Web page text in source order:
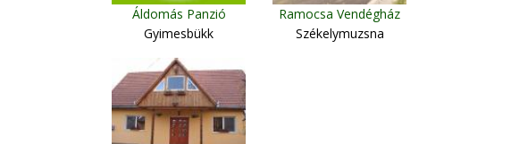
Áldomás Panzió
Gyimesbükk
Ramocsa Vendégház
Székelymuzsna